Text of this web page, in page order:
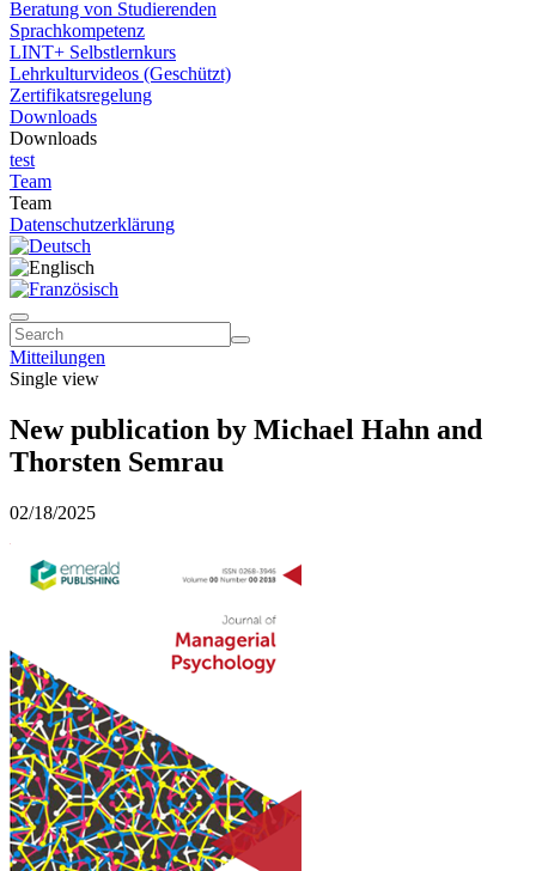
Beratung von Studierenden
Sprachkompetenz
LINT+ Selbstlernkurs
Lehrkulturvideos (Geschützt)
Zertifikatsregelung
Downloads
Downloads
test
Team
Team
Datenschutzerklärung
Mitteilungen
Single view
New publication by Michael Hahn and
Thorsten Semrau
02/18/2025